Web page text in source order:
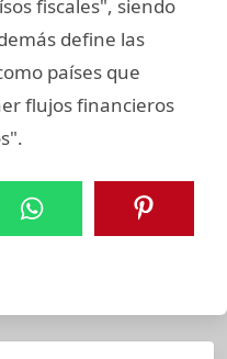
fiscales", siendo
define las
países que
flujos financieros